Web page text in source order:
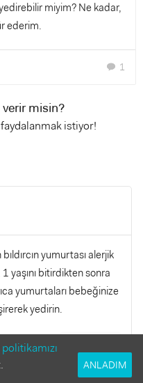
yedirebilir miyim? Ne kadar,
ederim.
chat 1
misin?
istiyor!
yumurtası alerjik
yaşını bitirdikten sonra
yumurtaları bebeğinize
yedirin.
ANLADIM